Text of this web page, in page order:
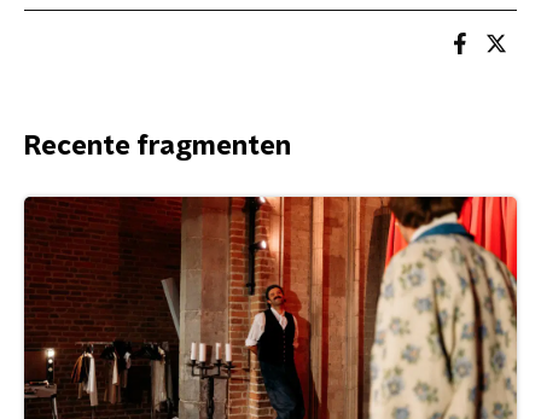
Recente fragmenten